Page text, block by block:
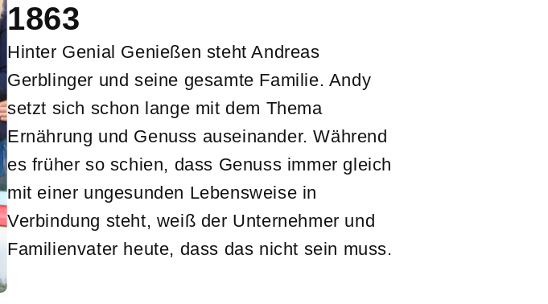
1863
Hinter Genial Genießen steht Andreas
Gerblinger und seine gesamte Familie. Andy
setzt sich schon lange mit dem Thema
Ernährung und Genuss auseinander. Während
es früher so schien, dass Genuss immer gleich
mit einer ungesunden Lebensweise in
Verbindung steht, weiß der Unternehmer und
Familienvater heute, dass das nicht sein muss.